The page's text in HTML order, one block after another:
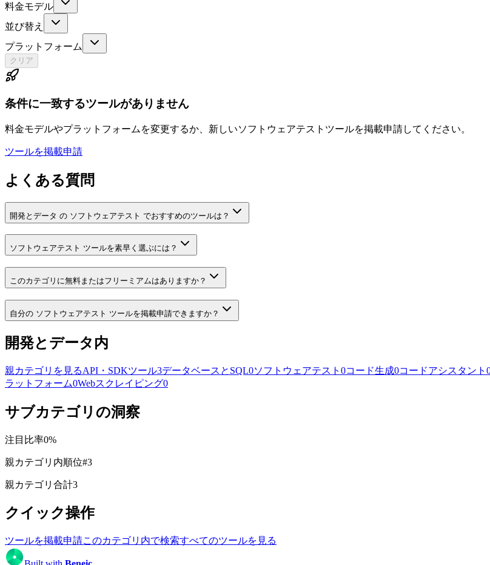
料金モデル
並び替え
プラットフォーム
クリア
条件に一致するツールがありません
料金モデルやプラットフォームを変更するか、新しいソフトウェアテストツールを掲載申請してください。
ツールを掲載申請
よくある質問
開発とデータ の ソフトウェアテスト でおすすめのツールは？
ソフトウェアテスト ツールを素早く選ぶには？
このカテゴリに無料またはフリーミアムはありますか？
自分の ソフトウェアテスト ツールを掲載申請できますか？
開発とデータ内
親カテゴリを見るAPI・SDKツール3データベースとSQL0ソフトウェアテスト 0コード生成0コードアシスタント
ラットフォーム0Webスクレイピング0
サブカテゴリの洞察
注目比率0%
親カテゴリ内順位#3
親カテゴリ合計3
クイック操作
ツールを掲載申請このカテゴリ内で検索すべてのツールを見る